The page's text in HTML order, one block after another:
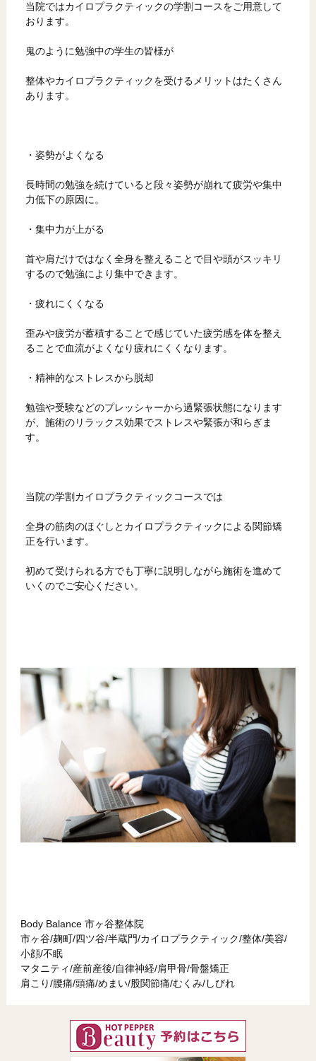
当院ではカイロプラクティックの学割コースをご用意して
おります。
鬼のように勉強中の学生の皆様が
整体やカイロプラクティックを受けるメリットはたくさん
あります。
・姿勢がよくなる
長時間の勉強を続けていると段々姿勢が崩れて疲労や集中
力低下の原因に。
・集中力が上がる
首や肩だけではなく全身を整えることで目や頭がスッキリ
するので勉強により集中できます。
・疲れにくくなる
歪みや疲労が蓄積することで感じていた疲労感を体を整え
ることで血流がよくなり疲れにくくなります。
・精神的なストレスから脱却
勉強や受験などのプレッシャーから過緊張状態になります
が、施術のリラックス効果でストレスや緊張が和らぎま
す。
当院の学割カイロプラクティックコースでは
全身の筋肉のほぐしとカイロプラクティックによる関節矯
正を行います。
初めて受けられる方でも丁寧に説明しながら施術を進めて
いくのでご安心ください。
Body Balance 市ヶ谷整体院
市ヶ谷/麹町/四ツ谷/半蔵門/カイロプラクティック/整体/美容/
小顔/不眠
マタニティ/産前産後/自律神経/肩甲骨/骨盤矯正
肩こり/腰痛/頭痛/めまい/股関節痛/むくみ/しびれ